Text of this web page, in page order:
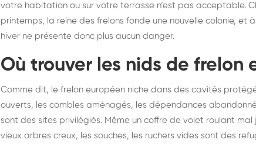
votre habitation ou sur votre terrasse n’est pas acceptable.
printemps, la reine des frelons fonde une nouvelle colonie, et
hiver ne présente donc plus aucun danger.
Où trouver les nids de frelon
Comme dit, le frelon européen niche dans des cavités
ouverts, les combles aménagés, les dépendances
sont des sites privilégiés. Même un coffre de volet roulant
vieux arbres creux, les souches, les ruchers vides sont des